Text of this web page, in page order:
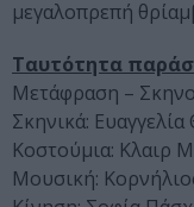
μεγαλοπρεπή
Ταυτότητα
Μετάφραση –
Σκηνικά:
Κοστούμια: Κλαιρ
Μουσική: